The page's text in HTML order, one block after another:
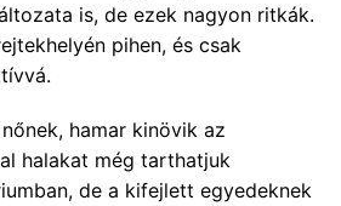
is, de ezek nagyon ritkák.
pihen, és csak
hamar kinövik az
halakat még tarthatjuk
de a kifejlett egyedeknek